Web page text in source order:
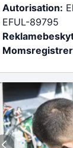
Autorisation:
EFUL-89795